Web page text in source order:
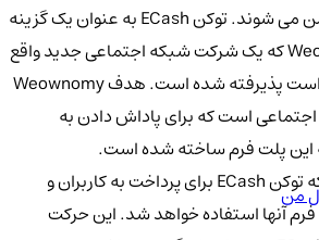
البته صرافی کیف پول من می شوند. توکن ECash به عنوان یک گزینه
پرداخت توسط Weownomy که یک شرکت شبکه اجتماعی جدید واقع
در ایالات متحده آمریکا است پذیرفته شده است. هدف Weownomy
است که برای پاداش دادن به
این پلت فرم ساخته شده است.
Weownomy می گوید که توکن ECash برای پرداخت به کاربران و
آنها استفاده خواهد شد. این حرکت
من